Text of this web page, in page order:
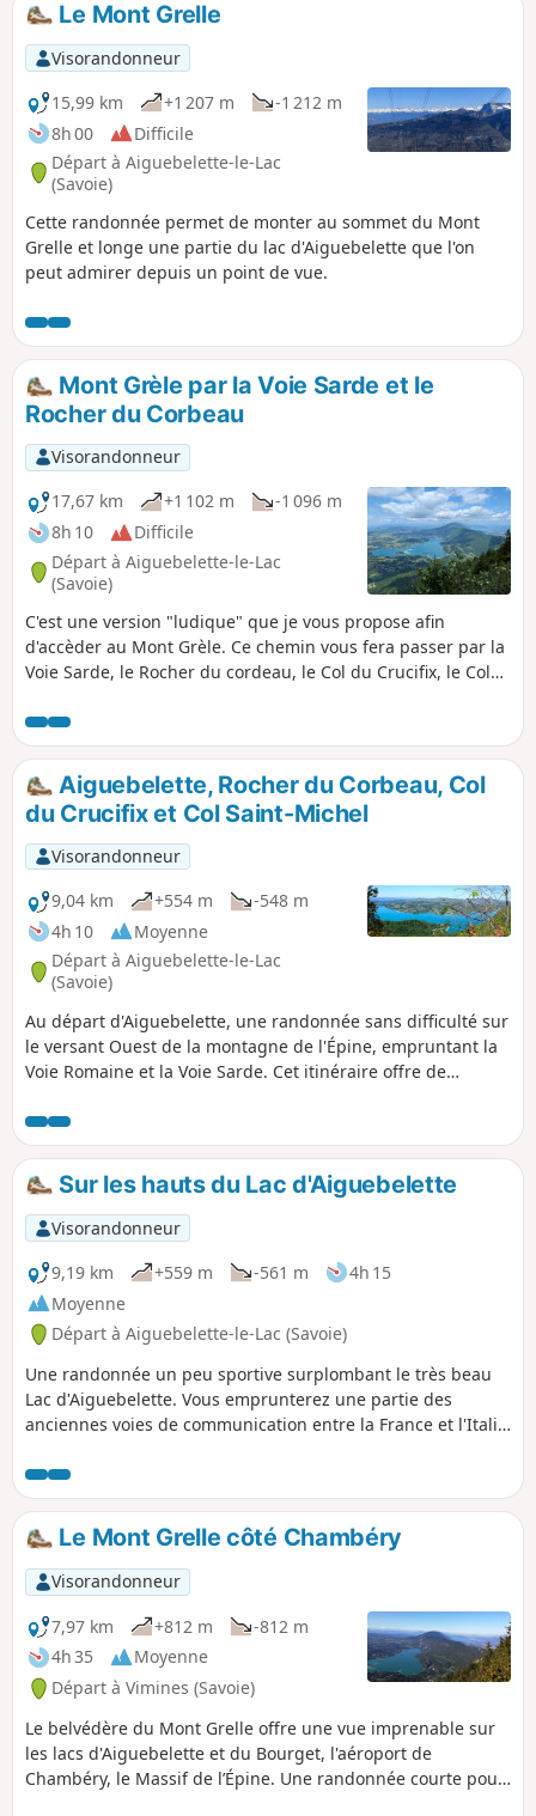
Le Mont Grelle
Visorandonneur
15,99 km
+1 207 m
-1 212 m
8h 00
Difficile
Départ à Aiguebelette-le-Lac
(Savoie)
Cette randonnée permet de monter au sommet du Mont
Grelle et longe une partie du lac d'Aiguebelette que l'on
peut admirer depuis un point de vue.
Mont Grèle par la Voie Sarde et le
Rocher du Corbeau
Visorandonneur
17,67 km
+1 102 m
-1 096 m
8h 10
Difficile
Départ à Aiguebelette-le-Lac
(Savoie)
C'est une version "ludique" que je vous propose afin
d'accèder au Mont Grèle. Ce chemin vous fera passer par la
Voie Sarde, le Rocher du cordeau, le Col du Crucifix, le Col
de redescendre et de découvrir la grotte François Ier. De
beaux paysages, une ambiance bucolique, une vue finale
magique sur les lacs, le Granier et les Belledonnes, un
superbe parcours !
Aiguebelette, Rocher du Corbeau, Col
du Crucifix et Col Saint-Michel
Visorandonneur
9,04 km
+554 m
-548 m
4h 10
Moyenne
Départ à Aiguebelette-le-Lac
(Savoie)
Au départ d'Aiguebelette, une randonnée sans difficulté sur
le versant Ouest de la montagne de l'Épine, empruntant la
Voie Romaine et la Voie Sarde. Cet itinéraire offre de
recommandations de prudence au (9).
Sur les hauts du Lac d'Aiguebelette
Visorandonneur
9,19 km
+559 m -561 m
4h 15
Moyenne
Départ à Aiguebelette-le-Lac (Savoie)
Une randonnée un peu sportive surplombant le très beau
Lac d'Aiguebelette. Vous emprunterez une partie des
anciennes voies de communication entre la France et l'Italie
Le Mont Grelle côté Chambéry
Visorandonneur
7,97 km
+812 m
-812 m
4h 35
Moyenne
Départ à Vimines (Savoie)
Le belvédère du Mont Grelle offre une vue imprenable sur
les lacs d'Aiguebelette et du Bourget, l'aéroport de
Chambéry, le Massif de l’Épine. Une randonnée courte pour